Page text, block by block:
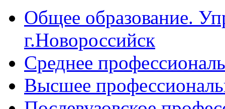
Общее образование.
г.Новороссийск
Среднее
Высшее